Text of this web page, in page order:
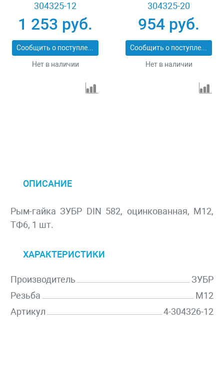
304325-12
1 253 руб.
Сообщить о поступлении
Нет в наличии
304325-20
954 руб.
Сообщить о поступлении
Нет в наличии
ОПИСАНИЕ
Рым-гайка ЗУБР DIN 582, оцинкованная, М12,
ТФ6, 1 шт.
ХАРАКТЕРИСТИКИ
Производитель
ЗУБР
Резьба
M12
Артикул
4-304326-12